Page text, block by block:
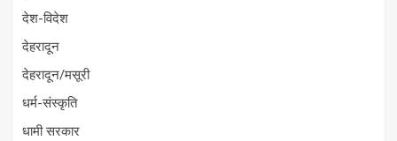
देश-विदेश
देहरादून
देहरादून/मसूरी
धर्म-संस्कृति
धामी सरकार